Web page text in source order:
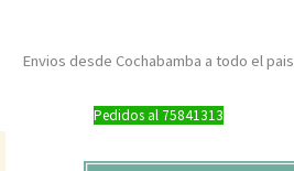
Envios desde Cochabamba a todo el pais
Pedidos al 75841313